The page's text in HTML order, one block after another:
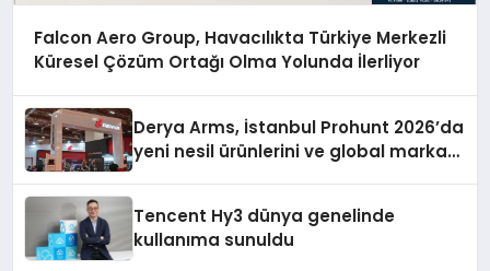
Falcon Aero Group, Havacılıkta Türkiye Merkezli
Küresel Çözüm Ortağı Olma Yolunda İlerliyor
Derya Arms, İstanbul Prohunt 2026’da
yeni nesil ürünlerini ve global marka
Tencent Hy3 dünya genelinde
kullanıma sunuldu